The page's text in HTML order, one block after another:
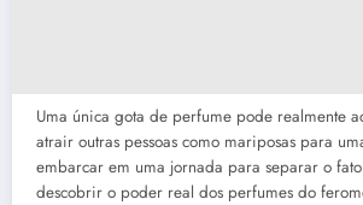
Uma única gota de perfume pode realmente
atrair outras pessoas como mariposas para
embarcar em uma jornada para separar o
descobrir o poder real dos perfumes do